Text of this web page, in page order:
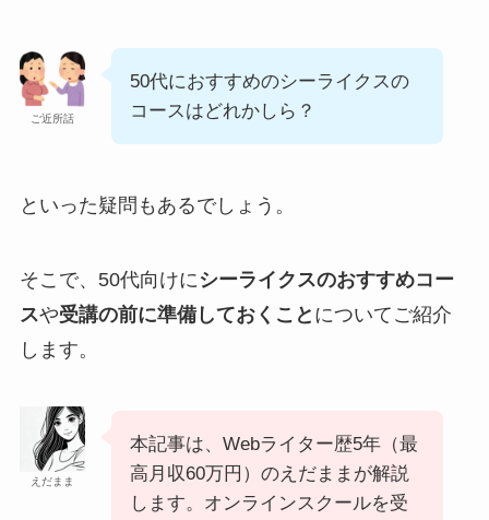
ご近所話
50代におすすめのシーライクスの
コースはどれかしら？
といった疑問もあるでしょう。
そこで、50代向けに シーライクスのおすすめコー
スや受講の前に準備しておくこと についてご紹介
します。
えだまま
本記事は、Webライター歴5年（最
高月収60万円）のえだままが解説
します。オンラインスクールを受